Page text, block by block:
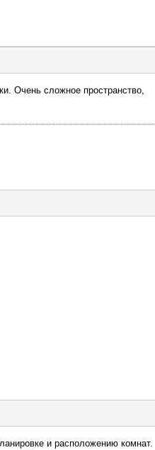
Очень сложное пространство,
и расположению комнат.